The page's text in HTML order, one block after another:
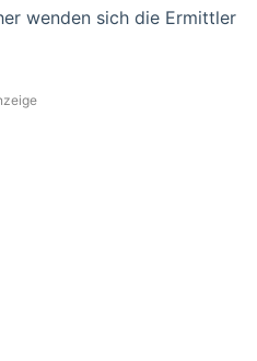
wenden sich die Ermittler